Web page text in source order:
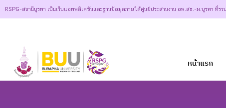
RSPG-สถานีบูรพา เป็นเว็บแอพพลิเคชันและฐานข้อมูลภายใต้ศูนย์ประสานงาน อพ.สธ.-ม.บูรพา ที่ร
หน้าแรก